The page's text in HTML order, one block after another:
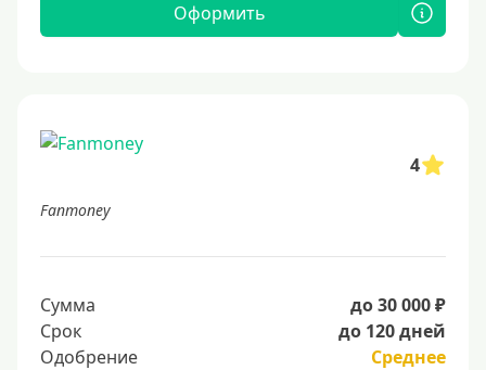
Оформить
4
Fanmoney
Сумма
до 30 000 ₽
Срок
до 120 дней
Одобрение
Среднее